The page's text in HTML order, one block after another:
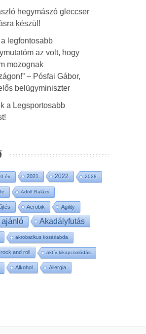
hegymászó gleccser
készül!
a legfontosabb
az volt, hogy
mozognak
– Pósfai Gábor,
belügyminiszter
a Legsportosabb
év 2021 2022 2028
Adolf Balázs
Aerobik Agility
ajánló Akadályfutás
akrobatikus kosárlabda
and roll aktív kikapcsolódás
Alkohol Allergia